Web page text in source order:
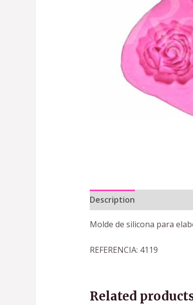
Description
Molde de silicona para
REFERENCIA: 4119
Related